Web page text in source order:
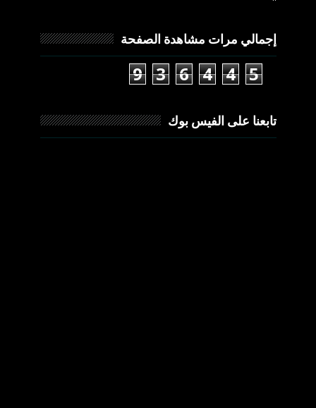
إجمالي مرات مشاهدة الصفحة
9 3 6 4 4 5
تابعنا على الفيس بوك